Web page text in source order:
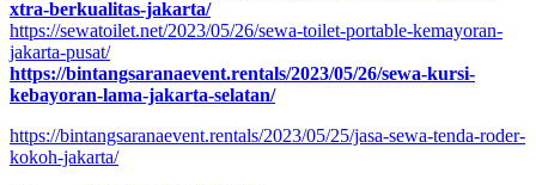
xtra-berkualitas-jakarta/
https://sewatoilet.net/2023/05/26/sewa-toilet-portable-kemayoran-
jakarta-pusat/
https://bintangsaranaevent.rentals/2023/05/26/sewa-kursi-
kebayoran-lama-jakarta-selatan/
https://bintangsaranaevent.rentals/2023/05/25/jasa-sewa-tenda-roder-
kokoh-jakarta/